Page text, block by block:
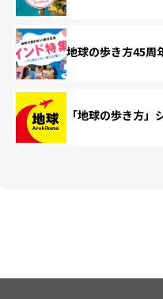
地球の歩き方45周
「地球の歩き方」